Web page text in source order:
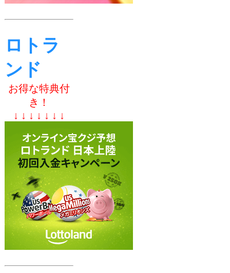
ロトラ
ンド
お得な特典付
き！
↓ ↓ ↓ ↓ ↓ ↓ ↓